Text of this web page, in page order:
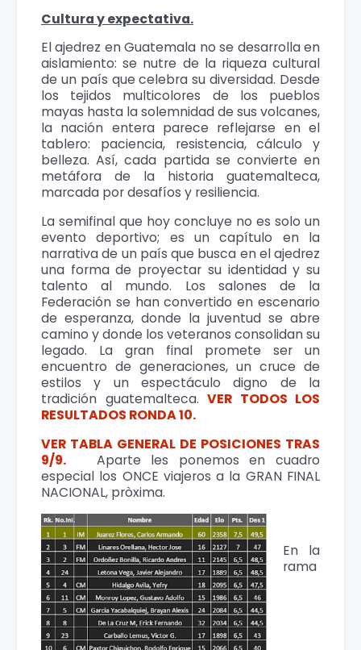
Cultura y expectativa.
El ajedrez en Guatemala no se desarrolla en
aislamiento: se nutre de la riqueza cultural
de un país que celebra su diversidad. Desde
los tejidos multicolores de los pueblos
mayas hasta la solemnidad de sus volcanes,
la nación entera parece reflejarse en el
tablero: paciencia, resistencia, cálculo y
belleza. Así, cada partida se convierte en
metáfora de la historia guatemalteca,
marcada por desafíos y resiliencia.
La semifinal que hoy concluye no es solo un
evento deportivo; es un capítulo en la
narrativa de un país que busca en el ajedrez
una forma de proyectar su identidad y su
talento al mundo. Los salones de la
Federación se han convertido en escenario
de esperanza, donde la juventud se abre
camino y donde los veteranos consolidan su
legado. La gran final promete ser un
encuentro de generaciones, un cruce de
estilos y un espectáculo digno de la
tradición guatemalteca. VER TODOS LOS
RESULTADOS RONDA 10.
VER TABLA GENERAL DE POSICIONES TRAS
9/9. Aparte les ponemos en cuadro
especial los ONCE viajeros a la GRAN FINAL
NACIONAL, pròxima.
En la
rama